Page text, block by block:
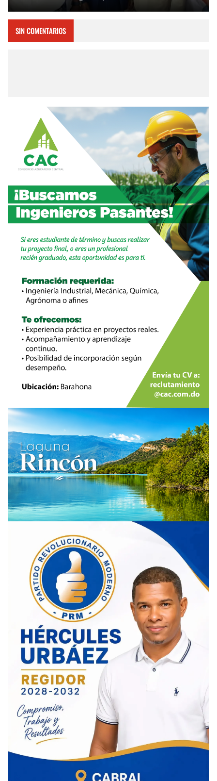
SIN COMENTARIOS